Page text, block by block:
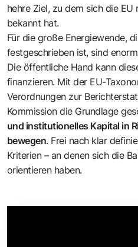
hehre Ziel, zu dem sich die
bekannt hat.
Für die große Energiewende,
festgeschrieben ist, sind
Die öffentliche Hand kann
finanzieren. Mit der EU-
Verordnungen zur
Kommission die Grundlage
und institutionelles Kapital in
bewegen. Frei nach klar
Kriterien – an denen sich die
orientieren haben.